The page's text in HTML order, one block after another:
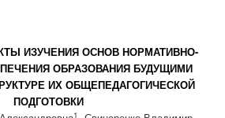
ИЗУЧЕНИЯ ОСНОВ НОРМАТИВНО-
ОБРАЗОВАНИЯ БУДУЩИМИ
ИХ ОБЩЕПЕДАГОГИЧЕСКОЙ
ПОДГОТОВКИ
1